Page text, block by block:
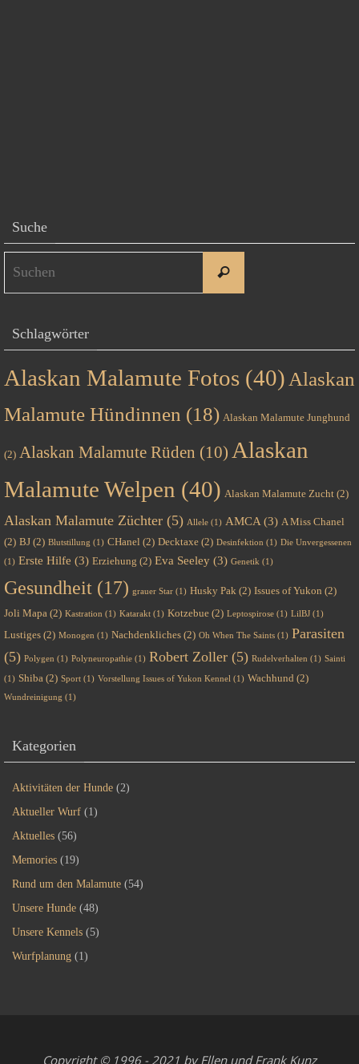
Suche
Suchen
Schlagwörter
Alaskan Malamute Fotos (40) Alaskan
Malamute Hündinnen (18) Alaskan Malamute Junghund
(2) Alaskan Malamute Rüden (10) Alaskan
Malamute Welpen (40) Alaskan Malamute Zucht (2)
Alaskan Malamute Züchter (5) Allele (1) AMCA (3) A Miss Chanel
(2) BJ (2) Blutstillung (1) CHanel (2) Decktaxe (2) Desinfektion (1) Die Unvergessenen
(1) Erste Hilfe (3) Erziehung (2) Eva Seeley (3) Genetik (1)
Gesundheit (17) grauer Star (1) Husky Pak (2) Issues of Yukon (2)
Joli Mapa (2) Kastration (1) Katarakt (1) Kotzebue (2) Leptospirose (1) LilBJ (1)
Lustiges (2) Monogen (1) Nachdenkliches (2) Oh When The Saints (1) Parasiten
(5) Polygen (1) Polyneuropathie (1) Robert Zoller (5) Rudelverhalten (1) Sainti
(1) Shiba (2) Sport (1) Vorstellung Issues of Yukon Kennel (1) Wachhund (2)
Wundreinigung (1)
Kategorien
Aktivitäten der Hunde (2)
Aktueller Wurf (1)
Aktuelles (56)
Memories (19)
Rund um den Malamute (54)
Unsere Hunde (48)
Unsere Kennels (5)
Wurfplanung (1)
Copyright © 1996 - 2021 by Ellen und Frank Kunz